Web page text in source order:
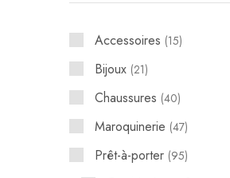
Accessoires 15
Bijoux 21
Chaussures 40
Maroquinerie 47
Prêt-à-porter 95